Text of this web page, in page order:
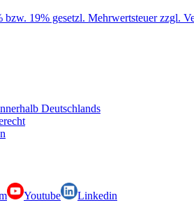
19% gesetzl. Mehrwertsteuer zzgl.
Deutschlands
Youtube
Linkedin